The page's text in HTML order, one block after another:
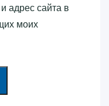
адрес сайта в
моих